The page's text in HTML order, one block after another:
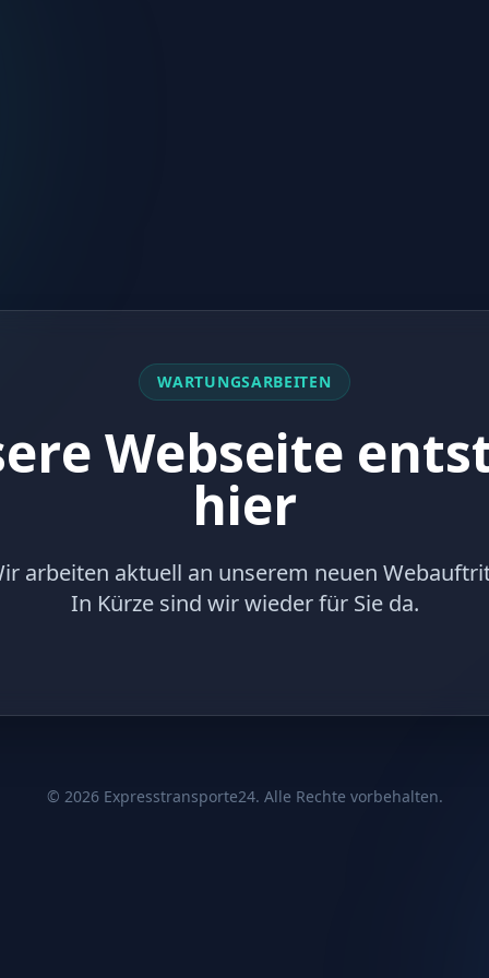
WARTUNGSARBEITEN
Webseite
hier
arbeiten aktuell an unserem neuen
In Kürze sind wir wieder für Sie da.
© 2026Expresstransporte24. Alle Rechte vorbehalten.